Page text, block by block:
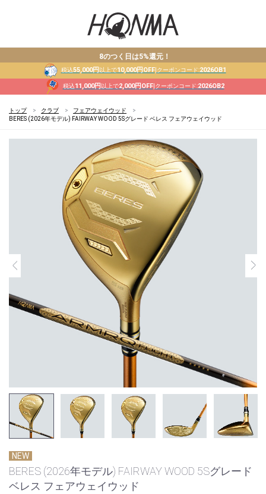
8のつく日は5%還元！
税込55,000円 以上で10,000円OFF|クーポンコード:2026OB1
税込11,000円 以上で2,000円OFF|クーポンコード:2026OB2
トップ クラブ
フェアウェイウッド
BERES (2026年モデル) FAIRWAY WOOD 5Sグレード ベレス フェアウェイウッド
NEW
BERES (2026年モデル) FAIRWAY WOOD 5Sグレード
ベレス フェアウェイウッド